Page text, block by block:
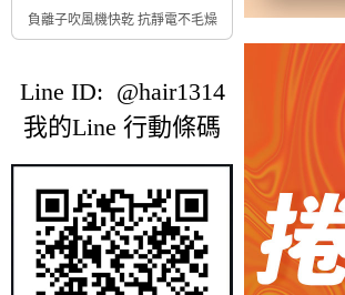
負離子吹風機快乾 抗靜電不毛燥
Line ID: @hair1314
我的Line 行動條碼